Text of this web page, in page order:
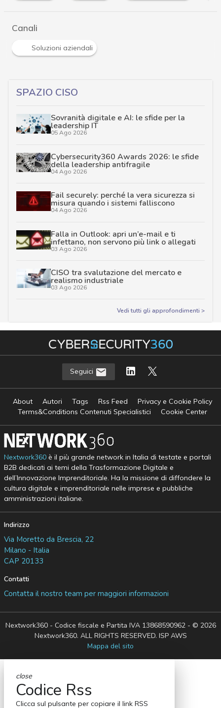
Canali
Soluzioni aziendali
SPAZIO CISO
Sovranità digitale e AI: le sfide per la
leadership IT
05 Ago 2026
Cybersecurity360 Awards 2026: le sfide
della leadership antifragile
04 Ago 2026
Fail securely: perché la vera sicurezza si
misura quando i sistemi falliscono
04 Ago 2026
Falla in Outlook: apri un’e-mail e ti
infettano, non servono più link o allegati
03 Ago 2026
CISO tra svalutazione del mercato e
realismo industriale
03 Ago 2026
Vedi tutti gli approfondimenti >
Seguici
About Autori Tags Rss Feed
Privacy e Cookie Policy
Terms&Conditions Contenuti Specialistici
Cookie Center
Nextwork360è il più grande network in Italia di testate e portali
B2B dedicati ai temi della Trasformazione Digitale e
dell’Innovazione Imprenditoriale. Ha la missione di diffondere la
cultura digitale e imprenditoriale nelle imprese e pubbliche
amministrazioni italiane.
Indirizzo
Via Moretto da Brescia, 22
Milano - Italia
CAP 20133
Contatti
Contatta il nostro team per maggiori informazioni
Nextwork360 - Codice fiscale e Partita IVA 13868590962 - © 2026
Nextwork360. ALL RIGHTS RESERVED. ISP AWS
Mappa del sito
close
Codice Rss
Clicca sul pulsante per copiare il link RSS